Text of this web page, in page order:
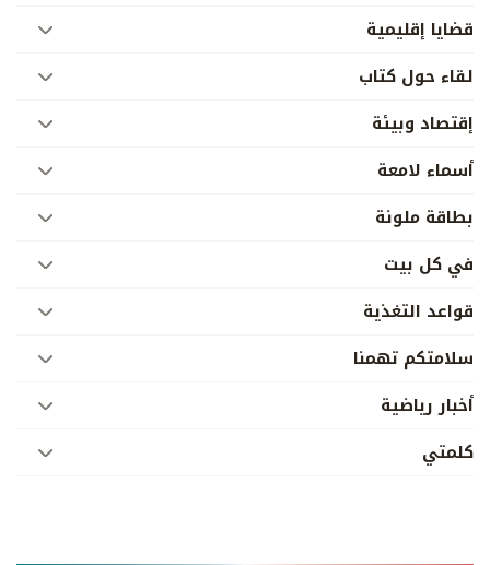
قضايا إقليمية
لقاء حول كتاب
إقتصاد وبيئة
أسماء لامعة
بطاقة ملونة
في كل بيت
قواعد التغذية
سلامتكم تهمنا
أخبار رياضية
كلمتي